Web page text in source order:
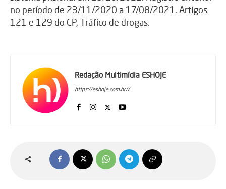
no período de 23/11/2020 a 17/08/2021. Artigos
121 e 129 do CP, Tráfico de drogas.
Redação Multimídia ESHOJE
https://eshoje.com.br//